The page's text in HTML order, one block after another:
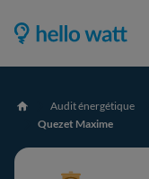
Accueil Audit énergétique
Quezet Maxime